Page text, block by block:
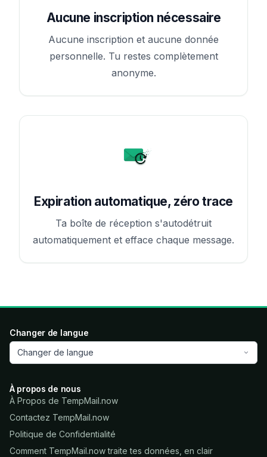
Aucune inscription nécessaire
Aucune inscription et aucune donnée
personnelle. Tu restes complètement
anonyme.
Expiration automatique, zéro trace
Ta boîte de réception s'autodétruit
automatiquement et efface chaque message.
Changer de langue
Changer de langue
À propos de nous
À Propos de TempMail.now
Contactez TempMail.now
Politique de Confidentialité
Comment TempMail.now traite tes données, en clair